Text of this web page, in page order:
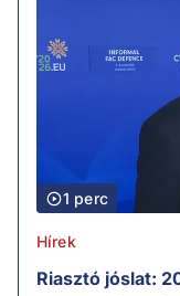
1 perc
Hírek
Riasztó jóslat: